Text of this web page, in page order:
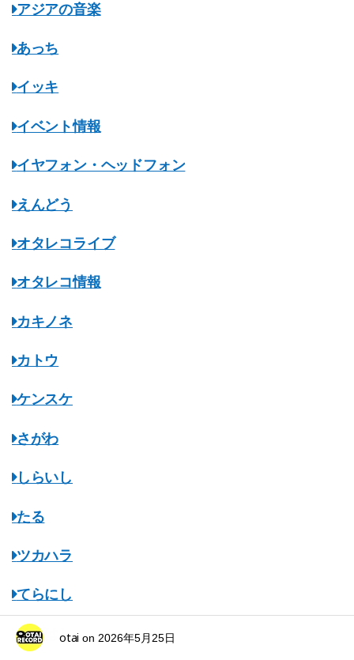
アジアの音楽
あっち
イッキ
イベント情報
イヤフォン・ヘッドフォン
えんどう
オタレコライブ
オタレコ情報
カキノネ
カトウ
ケンスケ
さがわ
しらいし
たる
ツカハラ
てらにし
ながはし
otai on 2026年5月25日